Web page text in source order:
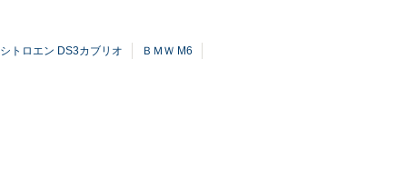
シトロエン DS3カブリオ
ＢＭＷ M6